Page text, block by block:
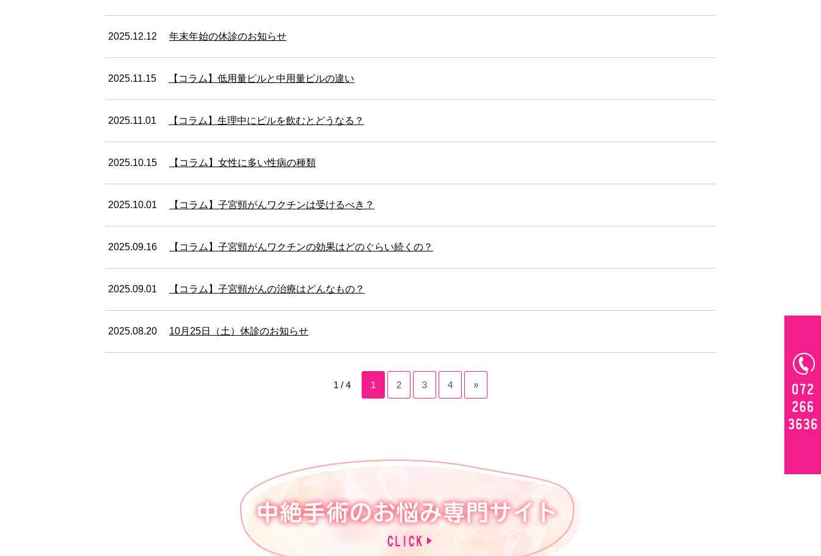
2025.12.12 年末年始の休診のお知らせ
2025.11.15 【コラム】低用量ピルと中用量ピルの違い
2025.11.01 【コラム】生理中にピルを飲むとどうなる？
2025.10.15 【コラム】女性に多い性病の種類
2025.10.01 【コラム】子宮頸がんワクチンは受けるべき？
2025.09.16 【コラム】子宮頸がんワクチンの効果はどのぐらい続くの？
2025.09.01 【コラム】子宮頸がんの治療はどんなもの？
2025.08.20 10月25日（土）休診のお知らせ
1 / 4 1 2 3 4 »